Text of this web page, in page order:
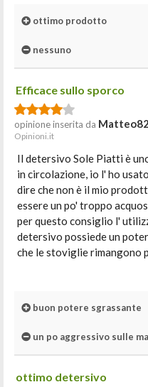
ottimo prodotto
nessuno
Efficace sullo sporco
opinione inserita da Matteo82
Opinioni.it
Il detersivo Sole Piatti è
in circolazione, io l' ho
dire che non è il mio
essere un po' troppo
per questo consiglio l'
detersivo possiede un
che le stoviglie rimangono
buon potere sgrassante
un po aggressivo sulle
ottimo detersivo